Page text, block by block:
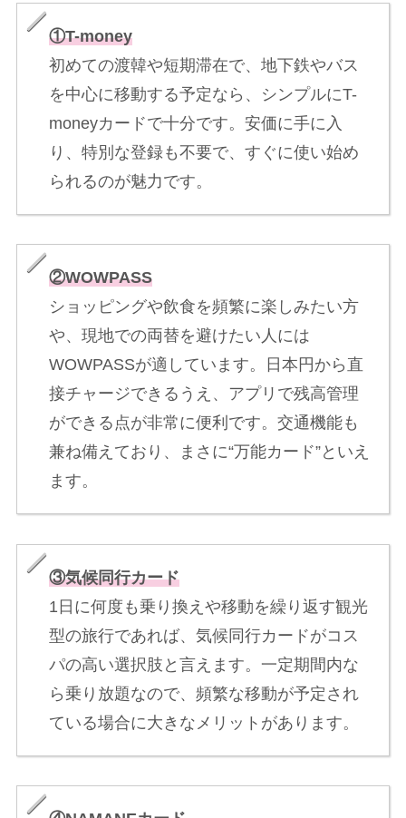
①T-money
初めての渡韓や短期滞在で、地下鉄やバス
を中心に移動する予定なら、シンプルにT-
moneyカードで十分です。安価に手に入
り、特別な登録も不要で、すぐに使い始め
られるのが魅力です。
②WOWPASS
ショッピングや飲食を頻繁に楽しみたい方
や、現地での両替を避けたい人には
WOWPASSが適しています。日本円から直
接チャージできるうえ、アプリで残高管理
ができる点が非常に便利です。交通機能も
兼ね備えており、まさに“万能カード”といえ
ます。
③気候同行カード
1日に何度も乗り換えや移動を繰り返す観光
型の旅行であれば、気候同行カードがコス
パの高い選択肢と言えます。一定期間内な
ら乗り放題なので、頻繁な移動が予定され
ている場合に大きなメリットがあります。